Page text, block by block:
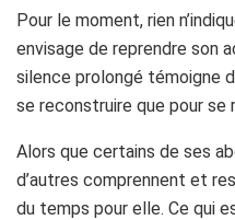
Pour le moment, rien
envisage de reprendre son
silence prolongé témoigne
se reconstruire que pour se
Alors que certains de ses
d’autres comprennent et
du temps pour elle. Ce qui